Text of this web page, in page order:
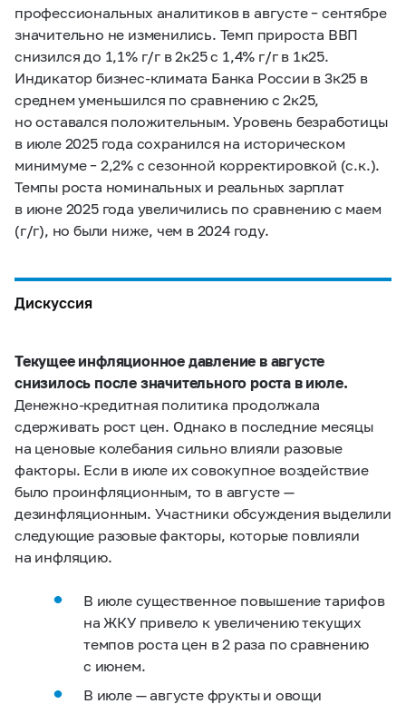
профессиональных аналитиков в августе – сентябре
значительно не изменились. Темп прироста ВВП
снизился до 1,1% г/г в 2к25 с 1,4% г/г в 1к25.
Индикатор бизнес-климата Банка России в 3к25 в
среднем уменьшился по сравнению с 2к25,
но оставался положительным. Уровень безработицы
в июле 2025 года сохранился на историческом
минимуме – 2,2% с сезонной корректировкой (с.к.).
Темпы роста номинальных и реальных зарплат
в июне 2025 года увеличились по сравнению с маем
(г/г), но были ниже, чем в 2024 году.
Дискуссия
Текущее инфляционное давление в августе
снизилось после значительного роста в июле.
Денежно-кредитная политика продолжала
сдерживать рост цен. Однако в последние месяцы
на ценовые колебания сильно влияли разовые
факторы. Если в июле их совокупное воздействие
было проинфляционным, то в августе —
дезинфляционным. Участники обсуждения выделили
следующие разовые факторы, которые повлияли
на инфляцию.
В июле существенное повышение тарифов
на ЖКУ привело к увеличению текущих
темпов роста цен в 2 раза по сравнению
с июнем.
В июле — августе фрукты и овощи